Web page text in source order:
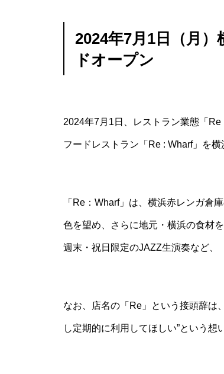
2024年7月1日（月
ドオープン
2024年7月1日、レストラン業態「
フードレストラン「Re : Wharf」を
「Re：Wharf」は、横浜赤レンガ倉
色を望め、さらに地元・横浜の食材
週末・祝日限定のJAZZ生演奏など、
なお、店名の「Re」という接頭辞は
し定期的に利用してほしい”という想